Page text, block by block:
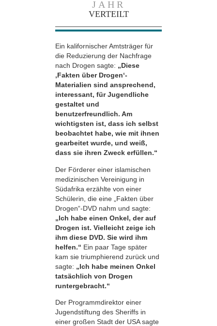
JAHR
VERTEILT
Ein kalifornischer Amtsträger für
die Reduzierung der Nachfrage
nach Drogen sagte: „Diese
‚Fakten über Drogen‘-
Materialien sind ansprechend,
interessant, für Jugendliche
gestaltet und
benutzerfreundlich. Am
wichtigsten ist, dass ich selbst
beobachtet habe, wie mit ihnen
gearbeitet wurde, und weiß,
dass sie ihren Zweck erfüllen.“
Der Förderer einer islamischen
medizinischen Vereinigung in
Südafrika erzählte von einer
Schülerin, die eine „Fakten über
Drogen“-DVD nahm und sagte:
„Ich habe einen Onkel, der auf
Drogen ist. Vielleicht zeige ich
ihm diese DVD. Sie wird ihm
helfen.“ Ein paar Tage später
kam sie triumphierend zurück und
sagte: „Ich habe meinen Onkel
tatsächlich von Drogen
runtergebracht.“
Der Programmdirektor einer
Jugendstiftung des Sheriffs in
einer großen Stadt der USA sagte